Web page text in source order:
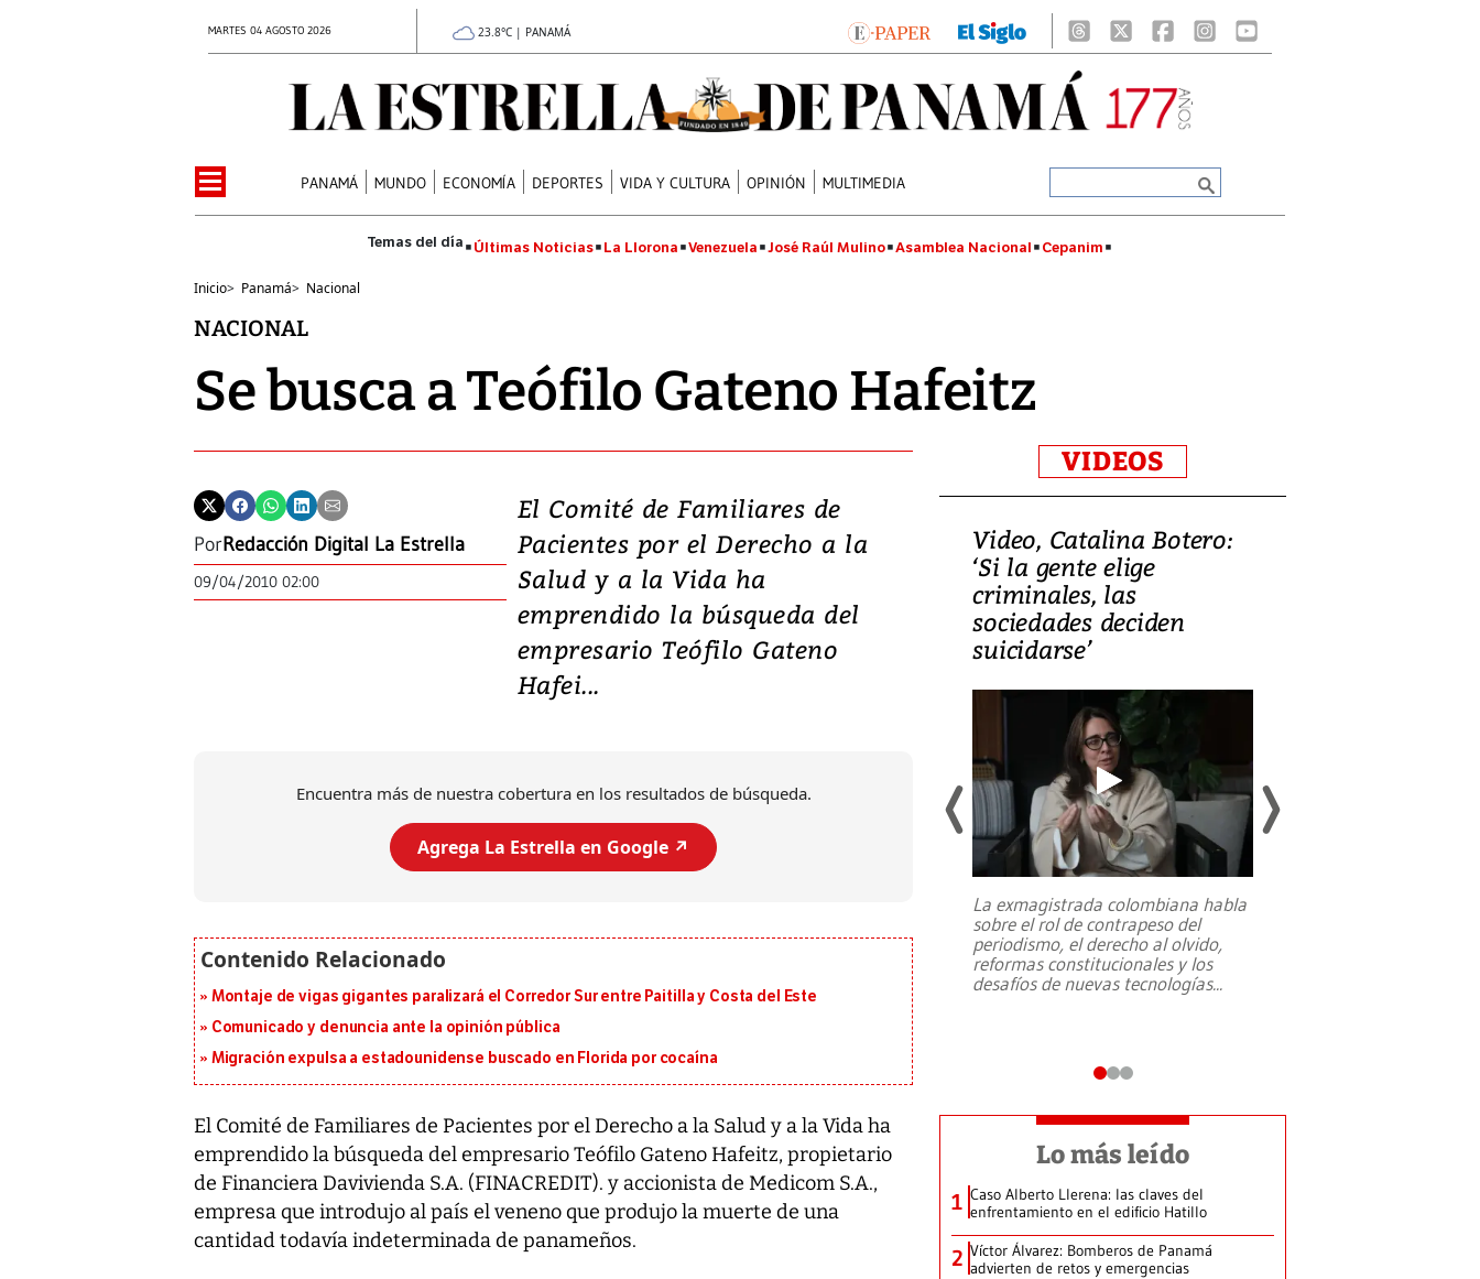
MARTES 04 AGOSTO 2026 23.8°C | PANAMÁ
PANAMÁ MUNDO ECONOMÍA DEPORTES VIDA Y CULTURA OPINIÓN MULTIMEDIA
Últimas Noticias La Llorona Venezuela José Raúl Mulino Asamblea Nacional Cepanim
Inicio> Panamá> Nacional
NACIONAL
Se busca a Teófilo Gateno Hafeitz
PorRedacción Digital La Estrella
09/04/2010 02:00
El Comité de Familiares de
Pacientes por el Derecho a la
Salud y a la Vida ha
emprendido la búsqueda del
empresario Teófilo Gateno
Hafei...
Encuentra más de nuestra cobertura en los resultados de búsqueda.
Agrega La Estrella en Google ↗️
Montaje de vigas gigantes paralizará el Corredor Sur entre Paitilla y Costa del Este
Comunicado y denuncia ante la opinión pública
Migración expulsa a estadounidense buscado en Florida por cocaína
El Comité de Familiares de Pacientes por el Derecho a la Salud y a la Vida ha
emprendido la búsqueda del empresario Teófilo Gateno Hafeitz, propietario
de Financiera Davivienda S.A. (FINACREDIT). y accionista de Medicom S.A.,
empresa que introdujo al país el veneno que produjo la muerte de una
cantidad todavía indeterminada de panameños.
VIDEOS
Video, Japón: Terremoto
deja heridos y graves
daños en Kumamoto
Un fuerte terremoto de magnitud
7,1 se registró este martes 28 de
Video, Catalina Botero:
‘Si la gente elige
criminales, las
sociedades deciden
suicidarse’
La exmagistrada colombiana habla
sobre el rol de contrapeso del
periodismo, el derecho al olvido,
reformas constitucionales y los
desafíos de nuevas tecnologías...
Lo más leído
1 Caso Alberto Llerena: las claves del
enfrentamiento en el edificio Hatillo
2 Víctor Álvarez: Bomberos de Panamá
advierten de retos y emergencias